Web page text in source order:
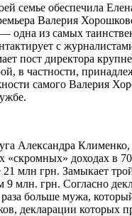
семье обеспечила
Валерия
одна из самых
с
пост директора
в частности,
самого Валерия
Александра Клименко,
доходах в
млн грн. Замыкает
9 млн. грн. Согласно
больше мужа,
декларации которых